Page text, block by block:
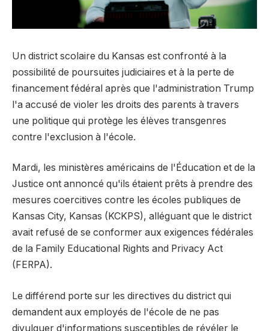
Un district scolaire du Kansas est confronté à la
possibilité de poursuites judiciaires et à la perte de
financement fédéral après que l'administration Trump
l'a accusé de violer les droits des parents à travers
une politique qui protège les élèves transgenres
contre l'exclusion à l'école.
Mardi, les ministères américains de l'Éducation et de la
Justice ont annoncé qu'ils étaient prêts à prendre des
mesures coercitives contre les écoles publiques de
Kansas City, Kansas (KCKPS), alléguant que le district
avait refusé de se conformer aux exigences fédérales
de la Family Educational Rights and Privacy Act
(FERPA).
Le différend porte sur les directives du district qui
demandent aux employés de l'école de ne pas
divulguer d'informations susceptibles de révéler le